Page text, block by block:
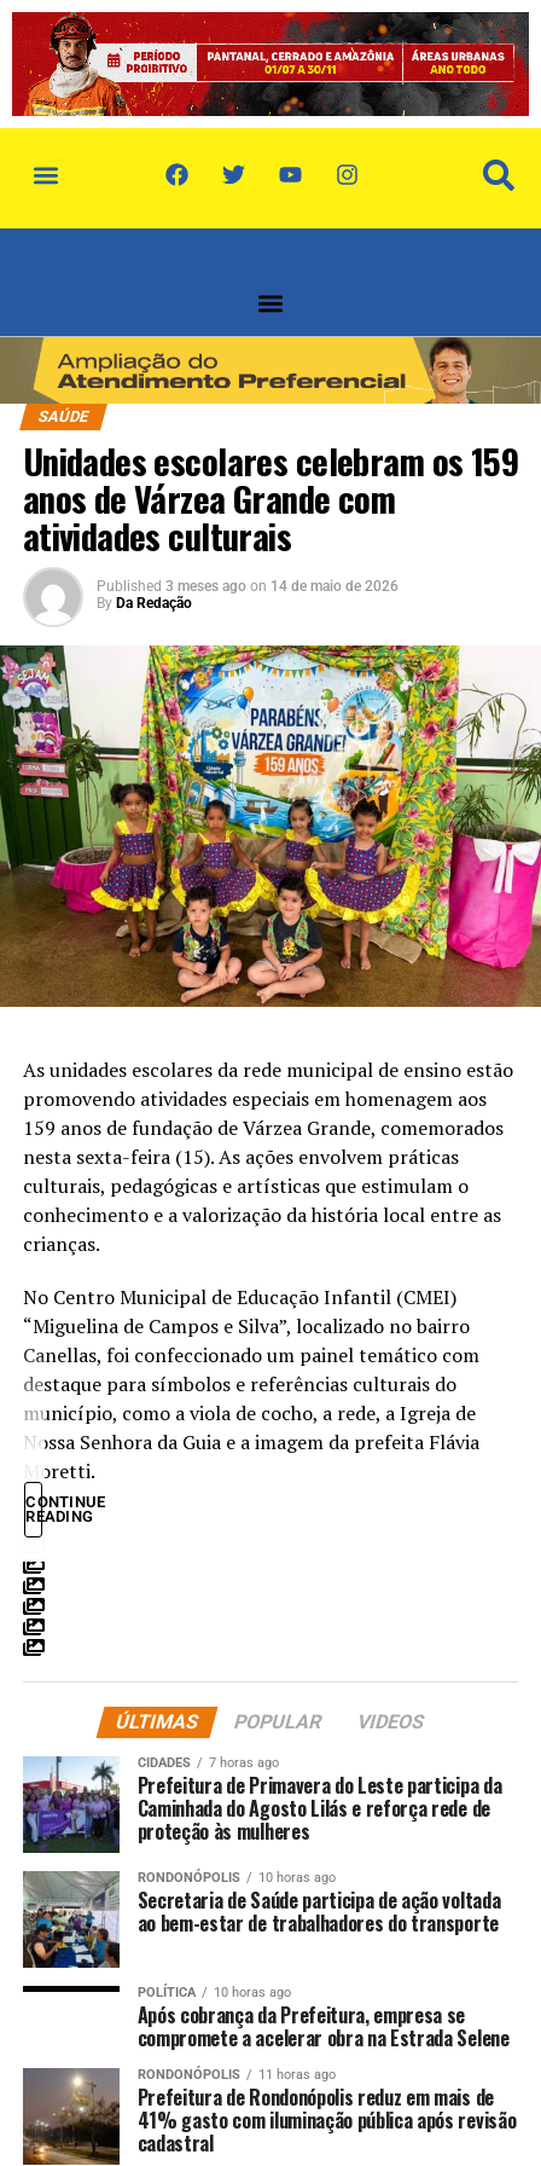
SAÚDE
Unidades escolares celebram os 159
anos de Várzea Grande com
atividades culturais
Published 3 meses ago on 14 de maio de 2026
By Da Redação
As unidades escolares da rede municipal de ensino estão
promovendo atividades especiais em homenagem aos
159 anos de fundação de Várzea Grande, comemorados
nesta sexta-feira (15). As ações envolvem práticas
culturais, pedagógicas e artísticas que estimulam o
conhecimento e a valorização da história local entre as
crianças.
No Centro Municipal de Educação Infantil (CMEI)
“Miguelina de Campos e Silva”, localizado no bairro
Canellas, foi confeccionado um painel temático com
destaque para símbolos e referências culturais do
município, como a viola de cocho, a rede, a Igreja de
Nossa Senhora da Guia e a imagem da prefeita Flávia
Moretti.
De acordo com a diretora da unidade, Nazaré Amaral, as
pedagógico e são trabalhadas de forma contínua em sala
de aula. “O aniversário de Várzea Grande é um tema que
estamos abordando ao longo de toda a semana. A ideia
para que as crianças compreendam a importância de
conhecer a história da cidade onde vivem”, explicou.
A diretora também destacou o envolvimento dos alunos
na construção do painel. “As crianças participaram
ativamente, inclusive pintando a viola de cocho, que é
um importante símbolo da nossa cultura. Além disso,
estamos realizando apresentações de danças típicas ao
longo da semana. O painel ficará exposto durante o mês
de maio para apreciação da comunidade escolar”,
No CMEI “Doralice Silva Cardoso”, no bairro Novo
Mundo, os alunos também participam de atividades
voltadas à valorização da cultura local e às
comemorações do aniversário do município. A unidade
CONTINUE
READING
ÚLTIMAS POPULAR VIDEOS
CIDADES 7 horas ago
Prefeitura de Primavera do Leste participa da
Caminhada do Agosto Lilás e reforça rede de
proteção às mulheres
RONDONÓPOLIS 10 horas ago
Secretaria de Saúde participa de ação voltada
ao bem-estar de trabalhadores do transporte
POLÍTICA 10 horas ago
Após cobrança da Prefeitura, empresa se
compromete a acelerar obra na Estrada Selene
RONDONÓPOLIS 11 horas ago
Prefeitura de Rondonópolis reduz em mais de
41% gasto com iluminação pública após revisão
cadastral